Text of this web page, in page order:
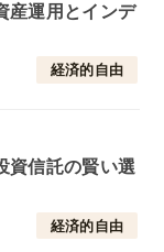
産運用とインデ
経済的自由
資信託の賢い選
経済的自由